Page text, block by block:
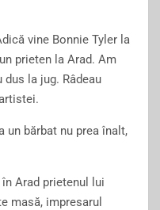
vine Bonnie Tyler la
prieten la Arad. Am
la jug. Râdeau
un bărbat nu prea înalt,
Arad prietenul lui
masă, impresarul